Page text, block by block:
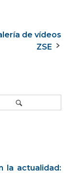
de vídeos
ZSE
la actualidad: